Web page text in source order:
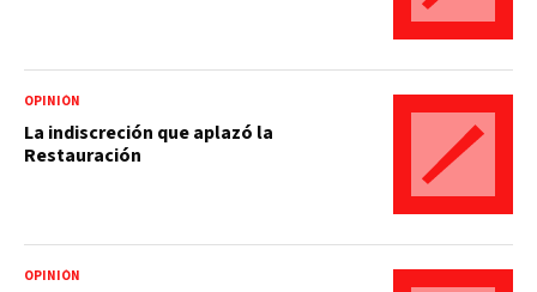
OPINIÓN
La indiscreción que aplazó la
Restauración
OPINIÓN